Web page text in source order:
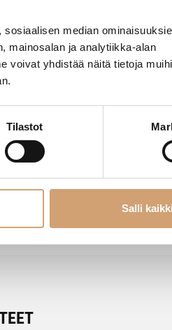
median
mainosalan ja analytiikka-alan
voivat yhdistää näitä tietoja
Tilastot
Salli kaikki